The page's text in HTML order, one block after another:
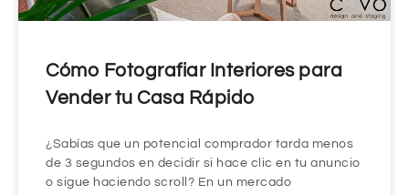
Cómo Fotografiar Interiores para
Vender tu Casa Rápido
¿Sabías que un potencial comprador tarda menos
de 3 segundos en decidir si hace clic en tu anuncio
o sigue haciendo scroll? En un mercado